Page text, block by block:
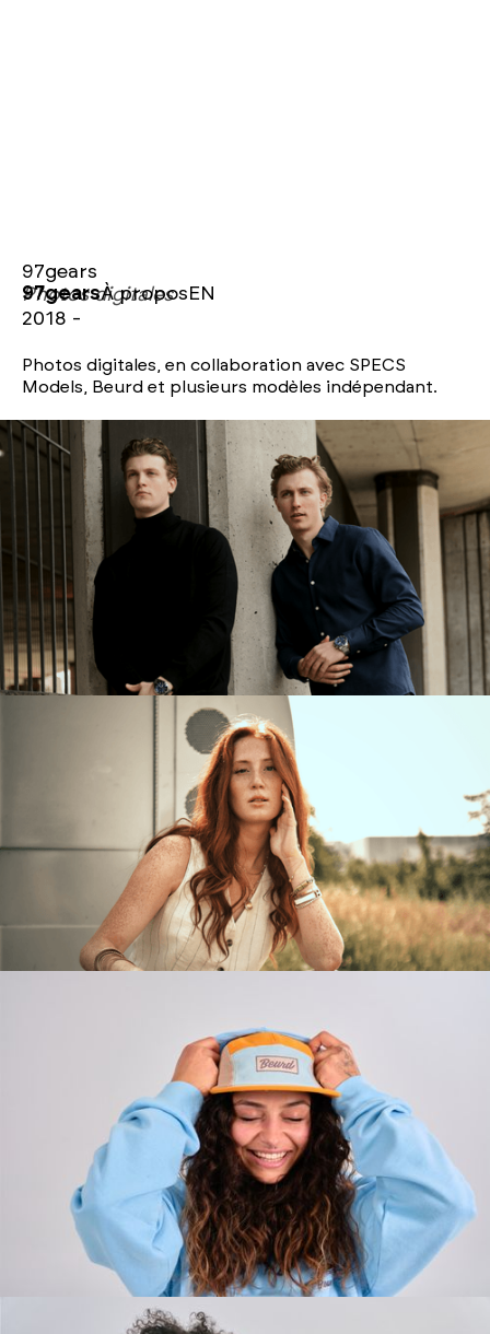
97gearsÀ propos EN
97gears
Photos digitales
2018 -
Photos digitales, en collaboration avec SPECS
Models, Beurd et plusieurs modèles indépendant.